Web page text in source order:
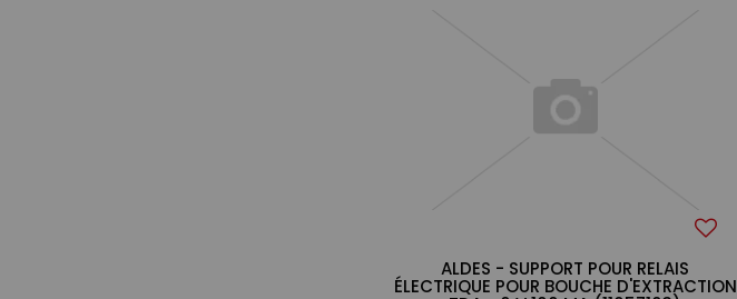
ALDES - SUPPORT POUR RELAIS
ÉLECTRIQUE POUR BOUCHE D'EXTRACTION